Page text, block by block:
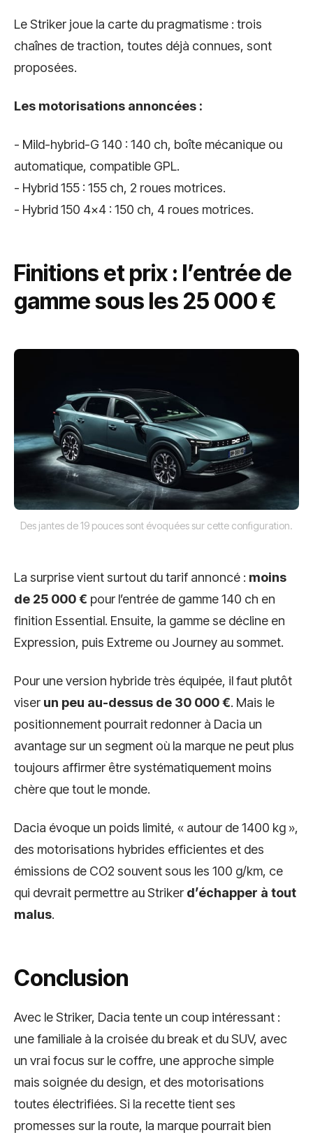
Le Striker joue la carte du pragmatisme : trois
chaînes de traction, toutes déjà connues, sont
proposées.
Les motorisations annoncées :
- Mild-hybrid-G 140 : 140 ch, boîte mécanique ou
automatique, compatible GPL.
- Hybrid 155 : 155 ch, 2 roues motrices.
- Hybrid 150 4x4 : 150 ch, 4 roues motrices.
Finitions et prix : l’entrée de
gamme sous les 25 000 €
Des jantes de 19 pouces sont évoquées sur cette configuration.
La surprise vient surtout du tarif annoncé : moins
de 25 000 € pour l’entrée de gamme 140 ch en
finition Essential. Ensuite, la gamme se décline en
Expression, puis Extreme ou Journey au sommet.
Pour une version hybride très équipée, il faut plutôt
viser un peu au-dessus de 30 000 €. Mais le
positionnement pourrait redonner à Dacia un
avantage sur un segment où la marque ne peut plus
toujours affirmer être systématiquement moins
chère que tout le monde.
Dacia évoque un poids limité, « autour de 1400 kg »,
des motorisations hybrides efficientes et des
émissions de CO2 souvent sous les 100 g/km, ce
qui devrait permettre au Striker d’échapper à tout
malus.
Conclusion
Avec le Striker, Dacia tente un coup intéressant :
une familiale à la croisée du break et du SUV, avec
un vrai focus sur le coffre, une approche simple
mais soignée du design, et des motorisations
toutes électrifiées. Si la recette tient ses
promesses sur la route, la marque pourrait bien